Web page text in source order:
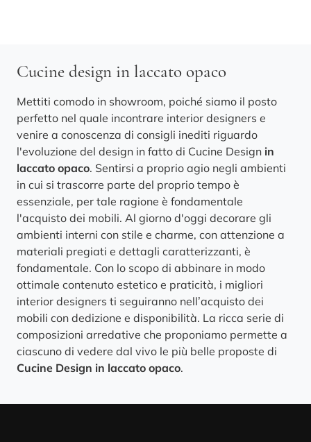
Cucine design in laccato opaco
Mettiti comodo in showroom, poiché siamo il posto
perfetto nel quale incontrare interior designers e
venire a conoscenza di consigli inediti riguardo
l'evoluzione del design in fatto di Cucine Design in
laccato opaco. Sentirsi a proprio agio negli ambienti
in cui si trascorre parte del proprio tempo è
essenziale, per tale ragione è fondamentale
l'acquisto dei mobili. Al giorno d'oggi decorare gli
ambienti interni con stile e charme, con attenzione a
materiali pregiati e dettagli caratterizzanti, è
fondamentale. Con lo scopo di abbinare in modo
ottimale contenuto estetico e praticità, i migliori
interior designers ti seguiranno nell’acquisto dei
mobili con dedizione e disponibilità. La ricca serie di
composizioni arredative che proponiamo permette a
ciascuno di vedere dal vivo le più belle proposte di
Cucine Design in laccato opaco.